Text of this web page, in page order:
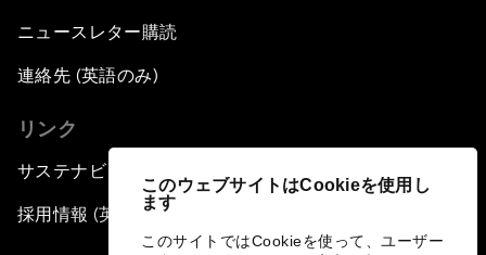
このウェブサイトはCookieを使用し
ます
このサイトではCookieを使って、ユーザー
ニュースレター購読
連絡先 (英語のみ)
リンク
サステナビリティへの取り組み
採用情報 (英語のみ)